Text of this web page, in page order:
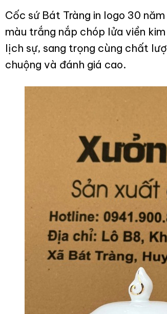
Cốc sứ Bát Tràng in logo 30
màu trắng nắp chóp lửa viền
lịch sự, sang trọng cùng chất
chuộng và đánh giá cao.